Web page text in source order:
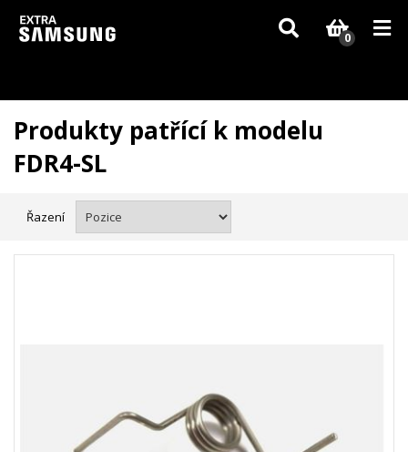
Vzhledem k aktuální situaci se může dodání dílů, které nejsou skladem,
zpozdit. Děkujeme za pochopení.
0
Produkty patřící k modelu
FDR4-SL
Řazení